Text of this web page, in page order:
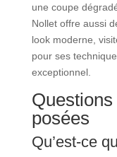
une coupe
Nollet offre aussi
look moderne,
pour ses
exceptionnel.
posées
Qu’est-ce